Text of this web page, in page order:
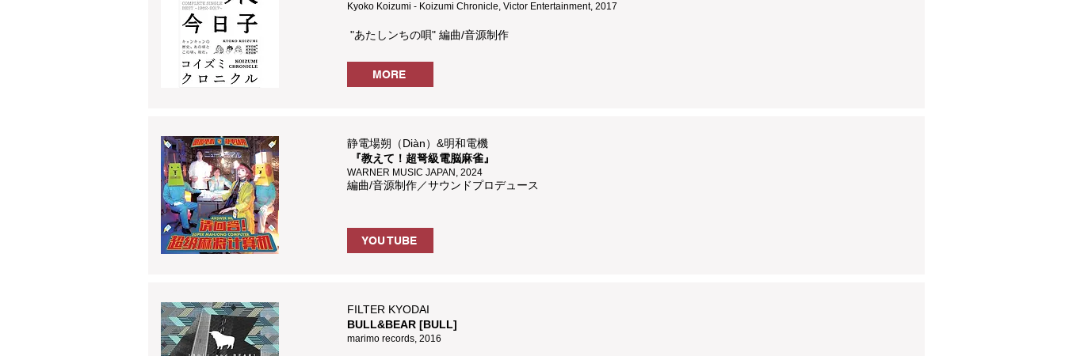
Kyoko Koizumi - Koizumi Chronicle, Victor Entertainment, 2017
"あたしンちの唄" 編曲/音源制作
MORE
静電場朔（Diàn）&明和電機
『教えて！超弩級電脳麻雀』
WARNER MUSIC JAPAN, 2024
編曲/音源制作／サウンドプロデュース
YOU TUBE
FILTER KYODAI
BULL&BEAR [BULL]
marimo records, 2016